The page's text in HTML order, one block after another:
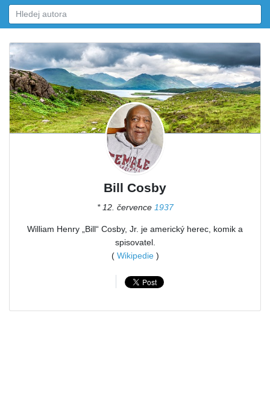
Bill Cosby
* 12. července 1937
William Henry „Bill“ Cosby, Jr. je americký herec, komik a
spisovatel.
( Wikipedie)